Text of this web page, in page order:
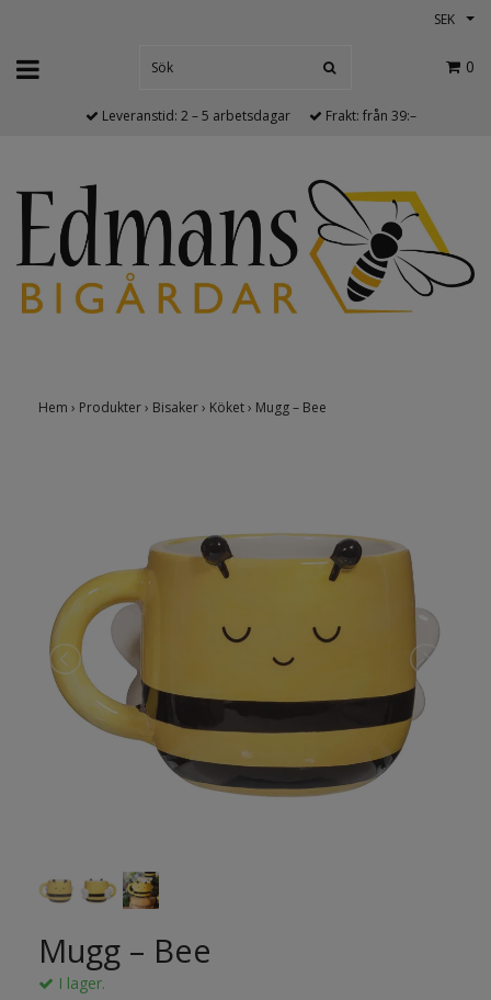
SEK
0
Leveranstid: 2 – 5 arbetsdagar Frakt: från 39:–
Hem › Produkter› Bisaker› Köket› Mugg – Bee
Mugg – Bee
I lager.